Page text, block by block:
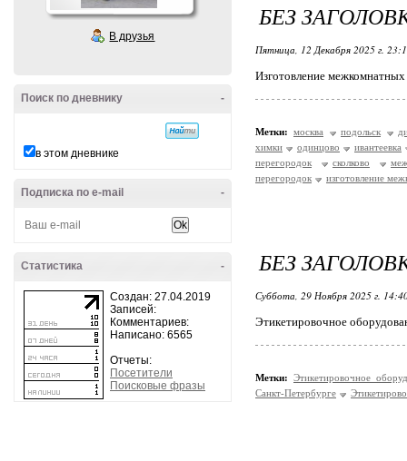
В друзья
-
Поиск по дневнику
в этом дневнике
-
Подписка по e-mail
-
Статистика
Создан: 27.04.2019
Записей:
Комментариев:
Написано: 6565
Отчеты:
Посетители
Поисковые фразы
БЕЗ
Пятница, 12 Декабря 2025 г.
Изготовление
Метки: москва подольск
химки
одинцово
ивантеевка
перегородок
сколково
перегородок
изготовление
БЕЗ
Суббота, 29 Ноября 2025 г.
Этикетировочное
Метки: Этикетировочное
Санкт-Петербурге